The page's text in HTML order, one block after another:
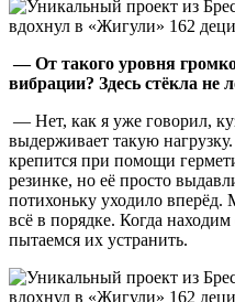
— От такого уровня
вибрации? Здесь стёкла не
— Нет, как я уже говорил,
выдерживает такую
крепится при помощи
резинке, но её просто
потихоньку уходило
всё в порядке. Когда
пытаемся их устранить.